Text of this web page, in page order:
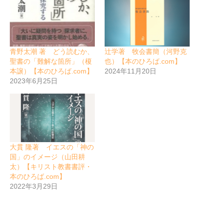
青野太潮 著 どう読むか、
聖書の「難解な箇所」（榎
本譲）【本のひろば.com】
2023年6月25日
辻学著 牧会書簡（河野克
也）【本のひろば.com】
2024年11月20日
大貫 隆著 イエスの「神の
国」のイメージ（山田耕
太）【キリスト教書書評・
本のひろば.com】
2022年3月29日